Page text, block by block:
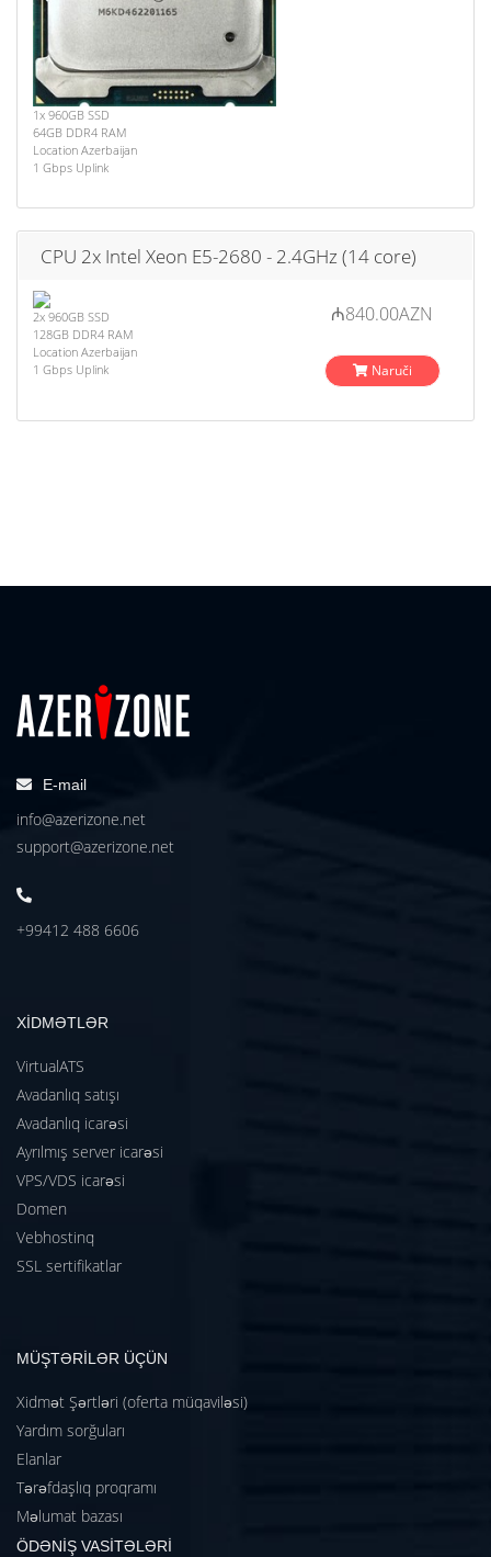
1x 960GB SSD
64GB DDR4 RAM
Location Azerbaijan
1 Gbps Uplink
CPU 2x Intel Xeon E5-2680 - 2.4GHz (14 core)
2x 960GB SSD
128GB DDR4 RAM
Location Azerbaijan
1 Gbps Uplink
₼840.00AZN
Naruči
E-mail
info@azerizone.net
support@azerizone.net
+99412 488 6606
XİDMƏTLƏR
VirtualATS
Avadanlıq satışı
Avadanlıq icarəsi
Ayrılmış server icarəsi
VPS/VDS icarəsi
Domen
Vebhostinq
SSL sertifikatlar
MÜŞTƏRİLƏR ÜÇÜN
Xidmət Şərtləri (oferta müqaviləsi)
Yardım sorğuları
Elanlar
Tərəfdaşlıq proqramı
Məlumat bazası
ÖDƏNİŞ VASİTƏLƏRİ